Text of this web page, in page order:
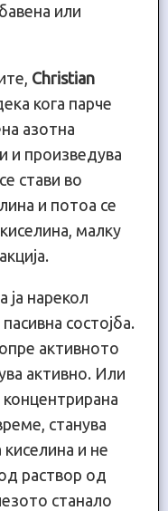
или
Christian
кога парче
азотна
и произведува
стави во
и потоа се
малку
ја нарекол
состојба.
активното
активно. Или
станува
и не
раствор од
станало